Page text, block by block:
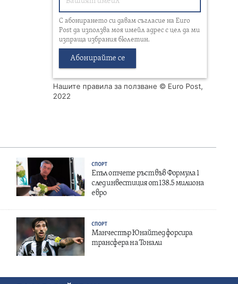
С абонирането си давам съгласие на Euro
Post да използва моя имейл адрес с цел да ми
изпраща избрания бюлетин.
Абонирайте се
Нашите правила за ползване © Euro Post,
2022
СПОРТ
Епъл отчете ръст във Формула 1
след инвестиция от 138.5 милиона
евро
СПОРТ
Манчестър Юнайтед форсира
трансфера на Тонали